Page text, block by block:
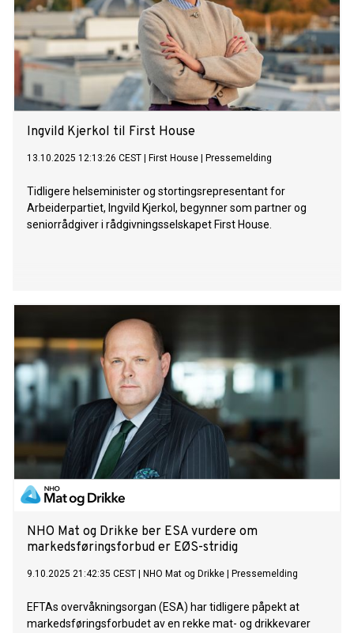
Ingvild Kjerkol til First House
13.10.2025 12:13:26 CEST First House Pressemelding
Tidligere helseminister og stortingsrepresentant for
Arbeiderpartiet, Ingvild Kjerkol, begynner som partner og
seniorrådgiver i rådgivningsselskapet First House.
NHO Mat og Drikke ber ESA vurdere om
markedsføringsforbud er EØS-stridig
9.10.2025 21:42:35 CEST NHO Mat og Drikke Pressemelding
EFTAs overvåkningsorgan (ESA) har tidligere påpekt at
markedsføringsforbudet av en rekke mat- og drikkevarer